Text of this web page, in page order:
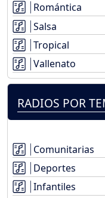
Romántica
Salsa
Tropical
Vallenato
RADIOS POR
Comunitarias
Deportes
Infantiles